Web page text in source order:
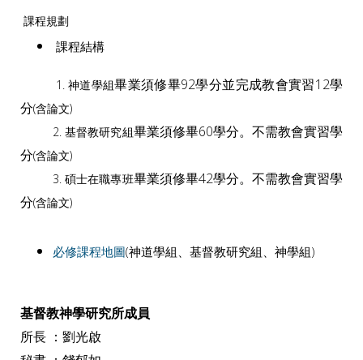
課程規劃
課程結構
1. 神道學組畢業須修畢92學分並完成教會實習12學
分(含論文)
2. 基督教研究組畢業須修畢60學分。不需教會實習學
分(含論文)
3. 碩士在職專班畢業須修畢42學分。不需教會實習學
分(含論文)
必修課程地圖(神道學組、基督教研究組、神學組)
基督教神學研究所成員
所長 ：劉光啟